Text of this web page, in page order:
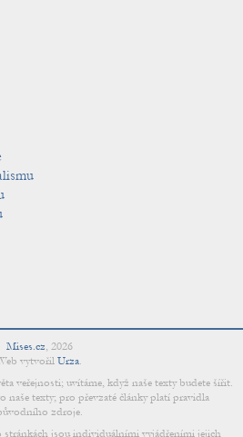
Mises.cz, 2026
vytvořil Urza.
veřejnosti; uvítáme, když naše texty budete šířit.
naše texty; pro převzaté články platí pravidla
zdroje.
stránkách jsou individuálními vyjádřeními jejich